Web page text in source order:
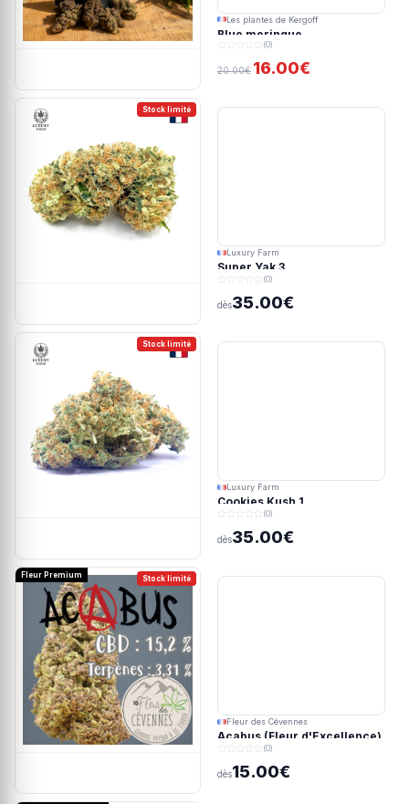
Les plantes de Kergoff
Blue meringue
(0)
20.00€ 16.00€
Stock limité
Luxury Farm
Super Yak 3
(0)
dès35.00€
Stock limité
Luxury Farm
Cookies Kush 1
(0)
dès35.00€
Stock limité
Fleur Premium
Fleur des Cévennes
Acabus (Fleur d'Excellence)
(0)
dès15.00€